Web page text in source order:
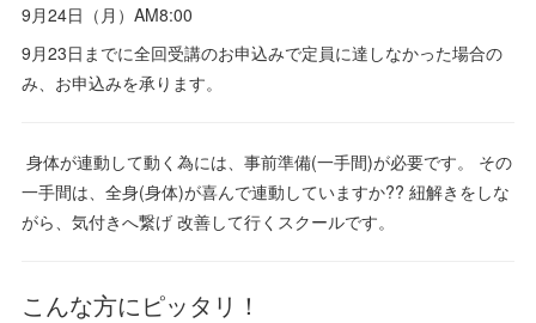
9月24日（月）AM8:00
9月23日までに全回受講のお申込みで定員に達しなかった場合の
み、お申込みを承ります。
身体が連動して動く為には、事前準備(一手間)が必要です。 その
一手間は、全身(身体)が喜んで連動していますか?? 紐解きをしな
がら、気付きへ繋げ 改善して行くスクールです。
こんな方にピッタリ！